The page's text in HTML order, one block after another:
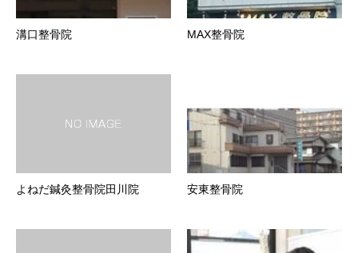
溝口整骨院 MAX整骨院
よねだ鍼灸整骨院田川院 安東整骨院